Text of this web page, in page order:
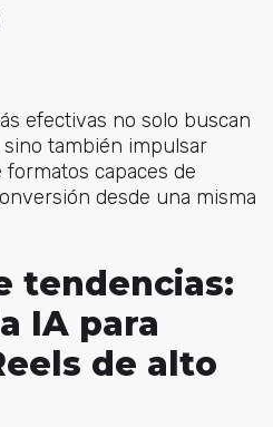
efectivas no solo buscan
también impulsar
capaces de
desde una misma
tendencias:
IA para
de alto